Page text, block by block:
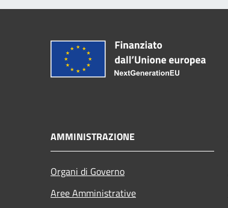
AMMINISTRAZIONE
Organi di Governo
Aree Amministrative